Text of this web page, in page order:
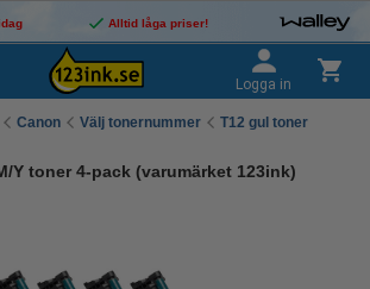
Alltid låga priser!
Logga in
Canon Välj tonernummer T12 gul toner
Y toner 4-pack (varumärket 123ink)